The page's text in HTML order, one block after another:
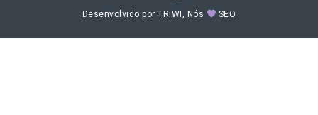
Desenvolvido por TRIWI, Nós SEO